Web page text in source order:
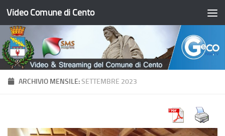
Salta al contenuto
Video Comune di Cento
ARCHIVIO MENSILE:SETTEMBRE 2023